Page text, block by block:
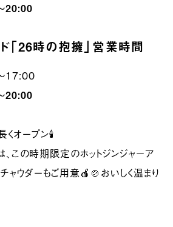
20:00
「26時の抱擁」営業時間
17:00
20:00
オープン🕯️
この時期限定のホットジンジャーア
ャウダーもご用意🍎🍲おいしく温まり